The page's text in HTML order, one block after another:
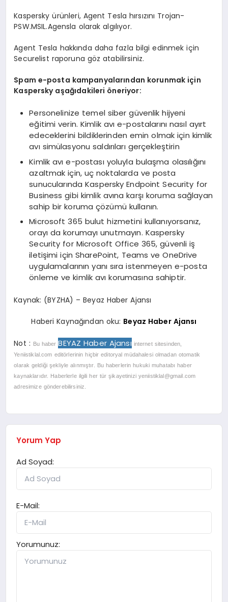
Kaspersky ürünleri, Agent Tesla hırsızını Trojan-
PSW.MSIL.Agensla olarak algılıyor.
Agent Tesla hakkında daha fazla bilgi edinmek için
Securelist raporuna göz atabilirsiniz.
Spam e-posta kampanyalarından korunmak için
Kaspersky aşağıdakileri öneriyor:
Personelinize temel siber güvenlik hijyeni
eğitimi verin. Kimlik avı e-postalarını nasıl ayırt
edeceklerini bildiklerinden emin olmak için kimlik
avı simülasyonu saldırıları gerçekleştirin
Kimlik avı e-postası yoluyla bulaşma olasılığını
azaltmak için, uç noktalarda ve posta
sunucularında Kaspersky Endpoint Security for
Business gibi kimlik avına karşı koruma sağlayan
sahip bir koruma çözümü kullanın.
Microsoft 365 bulut hizmetini kullanıyorsanız,
orayı da korumayı unutmayın. Kaspersky
Security for Microsoft Office 365, güvenli iş
iletişimi için SharePoint, Teams ve OneDrive
uygulamalarının yanı sıra istenmeyen e-posta
önleme ve kimlik avı korumasına sahiptir.
Kaynak: (BYZHA) – Beyaz Haber Ajansı
Haberi Kaynağından oku: Beyaz Haber Ajansı
Not : Bu haber BEYAZ Haber Ajansı internet sitesinden,
Yeniistiklal.com editörlerinin hiçbir editoryal müdahalesi olmadan otomatik
olarak geldiği şekliyle alınmıştır. Bu haberlerin hukuki muhatabı haber
kaynaklarıdır. Haberlerle ilgili her tür şikayetinizi yeniistiklal@gmail.com
adresimize gönderebilirsiniz.
Yorum Yap
Ad Soyad:
E-Mail:
Yorumunuz: